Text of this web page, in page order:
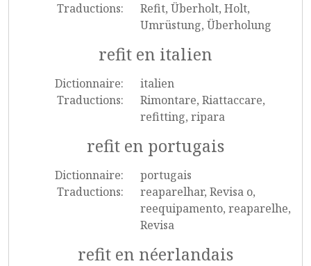
Traductions:
Refit, Überholt, Holt,
Umrüstung, Überholung
refit en italien
Dictionnaire:
italien
Traductions:
Rimontare, Riattaccare,
refitting, ripara
refit en portugais
Dictionnaire:
portugais
Traductions:
reaparelhar, Revisa o,
reequipamento, reaparelhe,
Revisa
refit en néerlandais